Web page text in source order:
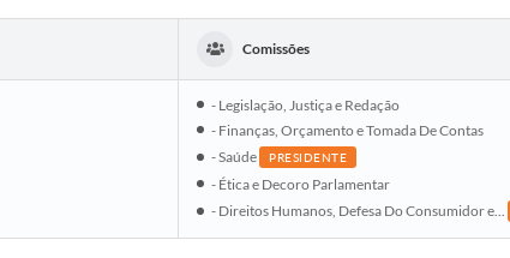
Comissões
- Legislação, Justiça e Redação
- Finanças, Orçamento e Tomada De Contas
- Saúde
PRESIDENTE
- Ética e Decoro Parlamentar
- Direitos Humanos, Defesa Do Consumidor e...